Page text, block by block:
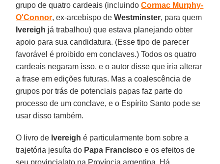
grupo de quatro cardeais (incluindoCormac Murphy-
O'Connor, ex-arcebispo deWestminster, para quem
Ivereigh já trabalhou) que estava planejando obter
apoio para sua candidatura. (Esse tipo de parecer
favorável é proibido em conclaves.) Todos os quatro
cardeais negaram isso, e o autor disse que iria alterar
a frase em edições futuras. Mas a coalescência de
grupos por trás de potenciais papas faz parte do
processo de um conclave, e o Espírito Santo pode se
usar disso também.
O livro de Ivereigh é particularmente bom sobre a
trajetória jesuíta do Papa Francisco e os efeitos de
seu provincialato na Província argentina. Há